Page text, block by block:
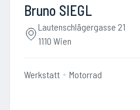
Bruno SIEGL
Lautenschlägergasse 21
1110 Wien
Werkstatt Motorrad